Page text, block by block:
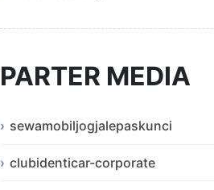
PARTER MEDIA
sewamobiljogjalepaskunci
clubidenticar-corporate